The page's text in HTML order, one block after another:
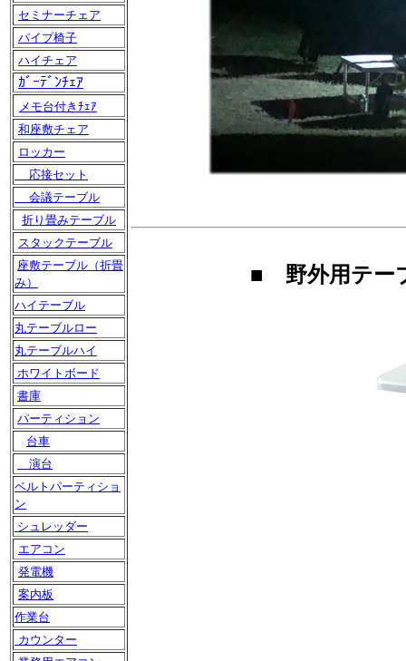
セミナーチェア
パイプ椅子
ハイチェア
ｶﾞｰﾃﾞﾝﾁｪｱ
メモ台付きﾁｪｱ
和座敷チェア
ロッカー
応接セット
会議テーブル
折り畳みテーブル
スタックテーブル
座敷テーブル（折畳
み）
ハイテーブル
丸テーブルロー
丸テーブルハイ
ホワイトボード
書庫
パーティション
台車
演台
ベルトパーティショ
ン
シュレッダー
エアコン
発電機
案内板
作業台
カウンター
■ 野外用テー